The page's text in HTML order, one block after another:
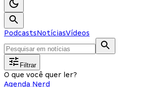
PodcastsNotíciasVídeos
Filtrar
O que você quer ler?
Agenda Nerd